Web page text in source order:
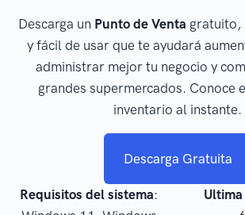
Descarga un Punto de Venta gratuito,
y fácil de usar que te ayudará
administrar mejor tu negocio y
grandes supermercados. Conoce
inventario al instante.
Descarga Gratuita
Requisitos del sistema: